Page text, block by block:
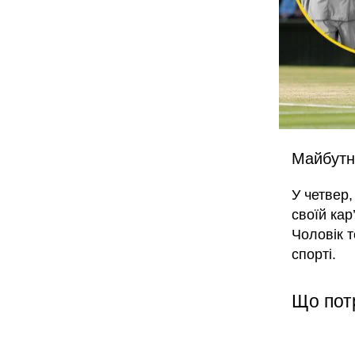
У четвер,
своїй
Чоловік
спорті.
Що